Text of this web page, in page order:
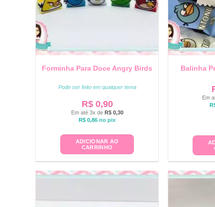
Forminha Para Doce Angry Birds
Pode ser feito em qualquer tema
R$0,90
Em até 3x de R$0,30
R$ 0,86 no pix
ADICIONAR AO
CARRINHO
Balinha
Em